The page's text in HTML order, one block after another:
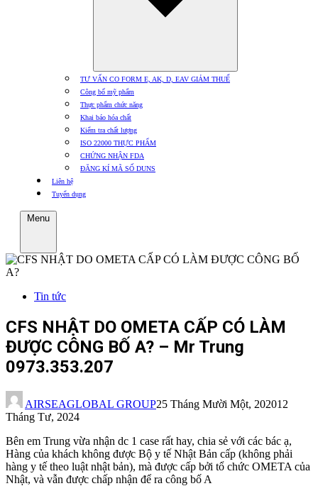
TƯ VẤN CO FORM E, AK, D, EAV GIẢM THUẾ
Công bố mỹ phẩm
Thực phẩm chức năng
Khai báo hóa chất
Kiểm tra chất lượng
ISO 22000 THỰC PHẨM
CHỨNG NHẬN FDA
ĐĂNG KÍ MÃ SỐ DUNS
Liên hệ
Tuyển dụng
Menu
Tin tức
CFS NHẬT DO OMETA CẤP CÓ LÀM
ĐƯỢC CÔNG BỐ A? – Mr Trung
0973.353.207
AIRSEAGLOBAL GROUP25 Tháng Mười Một, 202012
Tháng Tư, 2024
Bên em Trung vừa nhận dc 1 case rất hay, chia sẻ với các bác ạ,
Hàng của khách không được Bộ y tế Nhật Bản cấp (không phải
hàng y tế theo luật nhật bản), mà được cấp bởi tổ chức OMETA của
Nhật, và vẫn được chấp nhận để ra công bố A